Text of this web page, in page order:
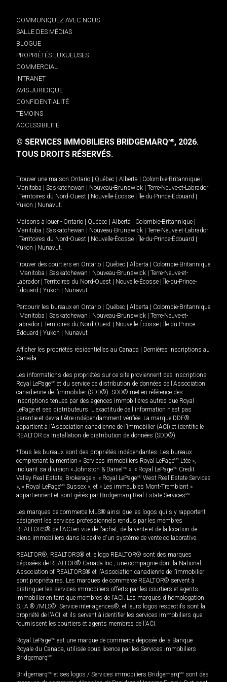
COMMUNIQUEZ AVEC NOUS
SALLE DES MÉDIAS
BLOGUE
PROPRIÉTÉS LUXUEUSES
COMMERCIAL
INTRANET
AVIS JURIDIQUE
CONFIDENTIALITÉ
TÉMOINS
ACCESSIBILITÉ
© SERVICES IMMOBILIERS BRIDGEMARQMD, 2026.
TOUS DROITS RÉSERVÉS.
Trouver une maison Ontario Québec Alberta Colombie-Britannique
Manitoba
Saskatchewan Nouveau-Brunswick
Terre-Neuve-et-Labrador
Territoires du Nord-Ouest Nouvelle-Écosse Île-du-Prince-Édouard
Yukon
Nunavut.
Maisons à louer - Ontario Québec Alberta Colombie-Britannique
Manitoba
Saskatchewan Nouveau-Brunswick
Terre-Neuve-et-Labrador
Territoires du Nord-Ouest Nouvelle-Écosse Île-du-Prince-Édouard
Yukon
Nunavut.
Trouver des courtiers en Ontario Québec Alberta
Colombie-Britannique
Manitoba Saskatchewan Nouveau-Brunswick
Terre-Neuve-et-
Labrador
Territoires du Nord-Ouest Nouvelle-Écosse
Île-du-Prince-
Édouard
Yukon Nunavut
Parcourir les bureaux en Ontario Québec Alberta
Colombie-Britannique
Manitoba Saskatchewan Nouveau-Brunswick
Terre-Neuve-et-
Labrador
Territoires du Nord-Ouest Nouvelle-Écosse
Île-du-Prince-
Édouard
Yukon Nunavut
Afficher les propriétés résidentielles au Canada
Dernières inscriptions au
Canada
Les informations des propriétés sur ce site proviennent des inscriptions
Royal LePageMD et du service de distribution de données de l'Association
canadienne de l’immobilier (SDD®). SDD® met en référence des
inscriptions tenues par des agences immobilières autres que Royal
LePage et ses distributeurs. L'exactitude de l'information n'est pas
garantie et devrait être indépendamment vérifiée. La marque DDF®
appartient à l'Association canadienne de l’immobilier (ACI) et identifie le
REALTOR.ca Installation de distribution de données (SDD®).
*Tous les bureaux sont des propriétés indépendantes. Les bureaux
comprenant la mention « Services immobiliers Royal LePageMD Ltée »,
incluant sa division « Johnston & Daniel MD », « Royal LePageMD Credit
Valley Real Estate, Brokerage », « Royal LePageMD West Real Estate Services
», « Royal LePageMD Sussex », et « Les immeubles Mont-Tremblant »
appartiennent et sont gérés par Bridgemarq Real Estate ServicesMD.
Les marques de commerce MLS® ainsi que les logos qui s'y rapportent
désignent les services professionnels rendus par les membres
REALTORS® de l'ACI en vue de l'achat, de la vente et de la location de
biens immobiliers dans le cadre d'un système de vente collaborative.
REALTOR®, REALTORS® et le logo REALTOR® sont des marques
déposées de REALTOR® Canada Inc., une compagnie dont la National
Association of REALTORS® et l'Association canadienne de l’immobilier
sont propriétaires. Les marques de commerce REALTOR® servent à
distinguer les services immobiliers offerts par les courtiers et agents
immobilier en tant que membres de l'ACI. Les marques d'homologation
S.I.A.® /MLS®, Service inter-agences®, et leurs logos respectifs sont la
propriété de l'ACI, et ils servent à identifier les services immobiliers que
fournissent les courtiers et agents membres de l'ACI.
Royal LePageMD est une marque de commerce déposée de la Banque
Royale du Canada, utilisée sous licence par les Services immobiliers
BridgemarqMD.
BridgemarqMD et ses logos / Services immobiliers BridgemarqMD sont des